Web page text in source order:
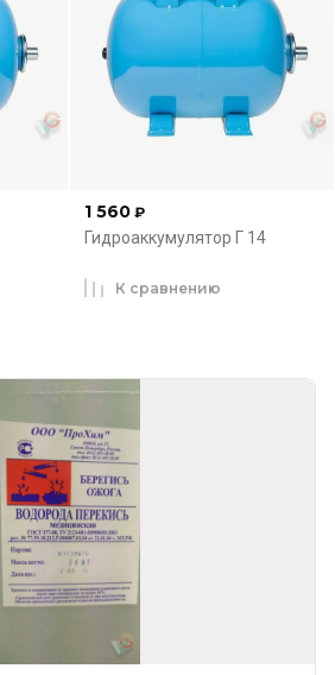
1 560 ₽
Гидроаккумулятор Г 14
К сравнению